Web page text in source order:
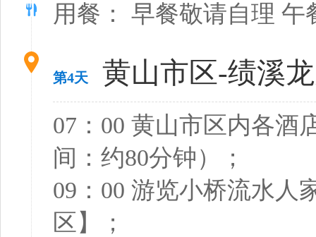
用餐： 早餐敬请自理
第4天 黄山市区-绩溪
07：00 黄山市区内各酒
间：约80分钟）；
09：00 游览小桥流水
区】；